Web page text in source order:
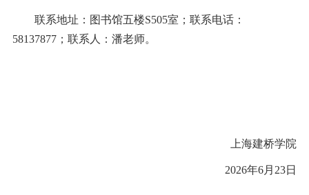
联系地址：图书馆五楼S505室；联系电话：
58137877；联系人：潘老师。
上海建桥学院
2026年6月23日